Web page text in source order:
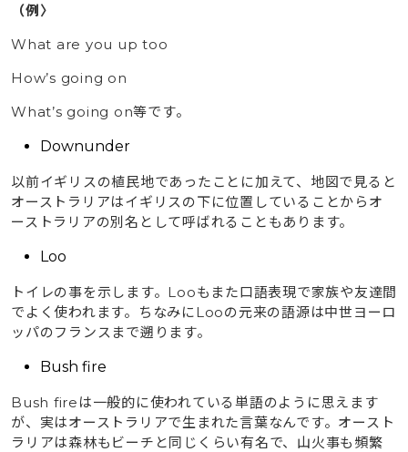
（例〉
What are you up too
How’s going on
What’s going on等です。
Downunder
以前イギリスの植民地であったことに加えて、地図で見ると
オーストラリアはイギリスの下に位置していることからオ
ーストラリアの別名として呼ばれることもあります。
Loo
トイレの事を示します。Looもまた口語表現で家族や友達間
でよく使われます。ちなみにLooの元来の語源は中世ヨーロ
ッパのフランスまで遡ります。
Bush fire
Bush fireは一般的に使われている単語のように思えます
が、実はオーストラリアで生まれた言葉なんです。オースト
ラリアは森林もビーチと同じくらい有名で、山火事も頻繁